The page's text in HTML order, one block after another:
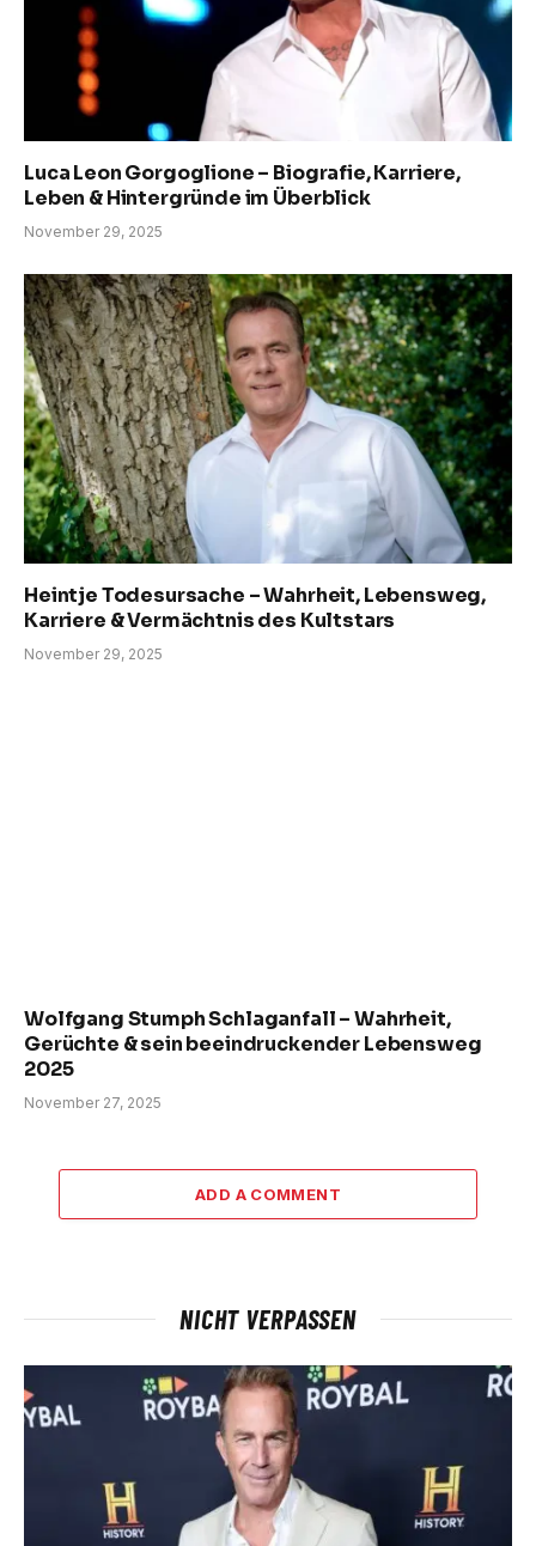
Luca Leon Gorgoglione – Biografie, Karriere,
Leben & Hintergründe im Überblick
November 29, 2025
Heintje Todesursache – Wahrheit, Lebensweg,
Karriere & Vermächtnis des Kultstars
November 29, 2025
Wolfgang Stumph Schlaganfall – Wahrheit,
Gerüchte & sein beeindruckender Lebensweg
2025
November 27, 2025
ADD A COMMENT
NICHT VERPASSEN